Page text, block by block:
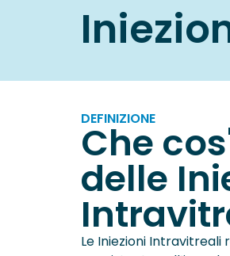
DEFINIZIONE
Che
delle
Le Iniezioni